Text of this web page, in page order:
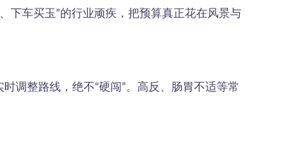
下车买玉”的行业顽疾，把预算真正花在风景与
调整路线，绝不“硬闯”。高反、肠胃不适等常